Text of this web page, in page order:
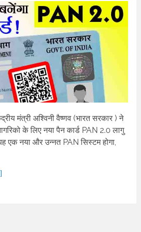
मंत्री अश्विनी वैष्णव (भारत सरकार ) ने
के लिए नया पैन कार्ड PAN 2.0 लागु
एक नया और उन्नत PAN सिस्टम होगा,